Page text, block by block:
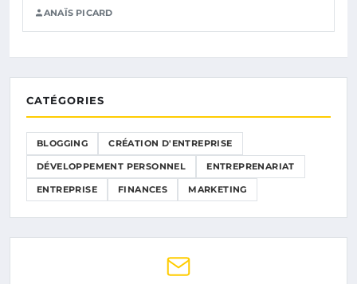
ANAÏS PICARD
CATÉGORIES
BLOGGING CRÉATION D'ENTREPRISE
DÉVELOPPEMENT PERSONNEL ENTREPRENARIAT
ENTREPRISE FINANCES MARKETING